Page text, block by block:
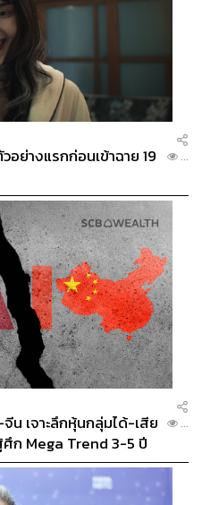
ย่างแรกก่อนเข้าฉาย 19
...
น เจาะลึกหุ้นกลุ่มได้-เสีย
ก Mega Trend 3-5 ปี
...